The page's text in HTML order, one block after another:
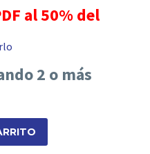
al 50% del
2 o más